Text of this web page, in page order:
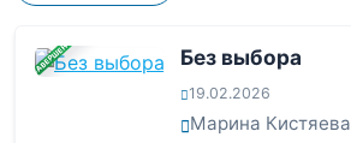
ЗАВЕРШЕНА Без выбора
19.02.2026
Марина Кистяева